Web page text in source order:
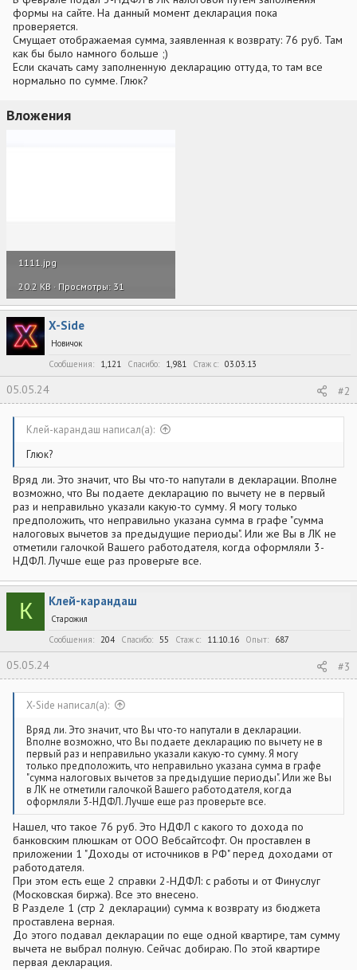
формы на сайте. На данный момент декларация пока
проверяется.
Смущает отображаемая сумма, заявленная к возврату: 76 руб. Там
как бы было намного больше ;)
Если скачать саму заполненную декларацию оттуда, то там все
нормально по сумме. Глюк?
Вложения
1111.jpg
20.2 KB · Просмотры: 31
X-Side
Новичок
Сообщения
1,121 Спасибо 1,981 Стаж c 03.03.13
05.05.24 #2
Клей-карандаш написал(а):
Глюк?
Вряд ли. Это значит, что Вы что-то напутали в декларации. Вполне
возможно, что Вы подаете декларацию по вычету не в первый
раз и неправильно указали какую-то сумму. Я могу только
предположить, что неправильно указана сумма в графе "сумма
налоговых вычетов за предыдущие периоды". Или же Вы в ЛК не
отметили галочкой Вашего работодателя, когда оформляли 3-
НДФЛ. Лучше еще раз проверьте все.
К Клей-карандаш
Старожил
Сообщения
204 Спасибо 55 Стаж c 11.10.16 Опыт 687
05.05.24 #3
X-Side написал(а):
Вряд ли. Это значит, что Вы что-то напутали в декларации.
Вполне возможно, что Вы подаете декларацию по вычету не в
первый раз и неправильно указали какую-то сумму. Я могу
только предположить, что неправильно указана сумма в графе
"сумма налоговых вычетов за предыдущие периоды". Или же Вы
в ЛК не отметили галочкой Вашего работодателя, когда
оформляли 3-НДФЛ. Лучше еще раз проверьте все.
Нашел, что такое 76 руб. Это НДФЛ с какого то дохода по
банковским плюшкам от ООО Вебсайтсофт. Он проставлен в
приложении 1 "Доходы от источников в РФ" перед доходами от
работодателя.
При этом есть еще 2 справки 2-НДФЛ: с работы и от Финуслуг
(Московская биржа). Все это внесено.
В Разделе 1 (стр 2 декларации) сумма к возврату из бюджета
проставлена верная.
До этого подавал декларации по еще одной квартире, там сумму
вычета не выбрал полную. Сейчас добираю. По этой квартире
первая декларация.